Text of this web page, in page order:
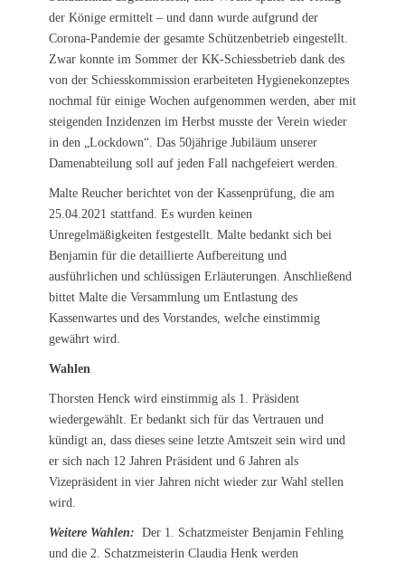
der Könige ermittelt – und dann wurde aufgrund der
Corona-Pandemie der gesamte Schützenbetrieb eingestellt.
Zwar konnte im Sommer der KK-Schiessbetrieb dank des
von der Schiesskommission erarbeiteten Hygienekonzeptes
nochmal für einige Wochen aufgenommen werden, aber mit
steigenden Inzidenzen im Herbst musste der Verein wieder
in den „Lockdown“. Das 50jährige Jubiläum unserer
Damenabteilung soll auf jeden Fall nachgefeiert werden.
Malte Reucher berichtet von der Kassenprüfung, die am
25.04.2021 stattfand. Es wurden keinen
Unregelmäßigkeiten festgestellt. Malte bedankt sich bei
Benjamin für die detaillierte Aufbereitung und
ausführlichen und schlüssigen Erläuterungen. Anschließend
bittet Malte die Versammlung um Entlastung des
Kassenwartes und des Vorstandes, welche einstimmig
gewährt wird.
Wahlen
Thorsten Henck wird einstimmig als 1. Präsident
wiedergewählt. Er bedankt sich für das Vertrauen und
kündigt an, dass dieses seine letzte Amtszeit sein wird und
er sich nach 12 Jahren Präsident und 6 Jahren als
Vizepräsident in vier Jahren nicht wieder zur Wahl stellen
wird.
Weitere Wahlen: Der 1. Schatzmeister Benjamin Fehling
und die 2. Schatzmeisterin Claudia Henk werden